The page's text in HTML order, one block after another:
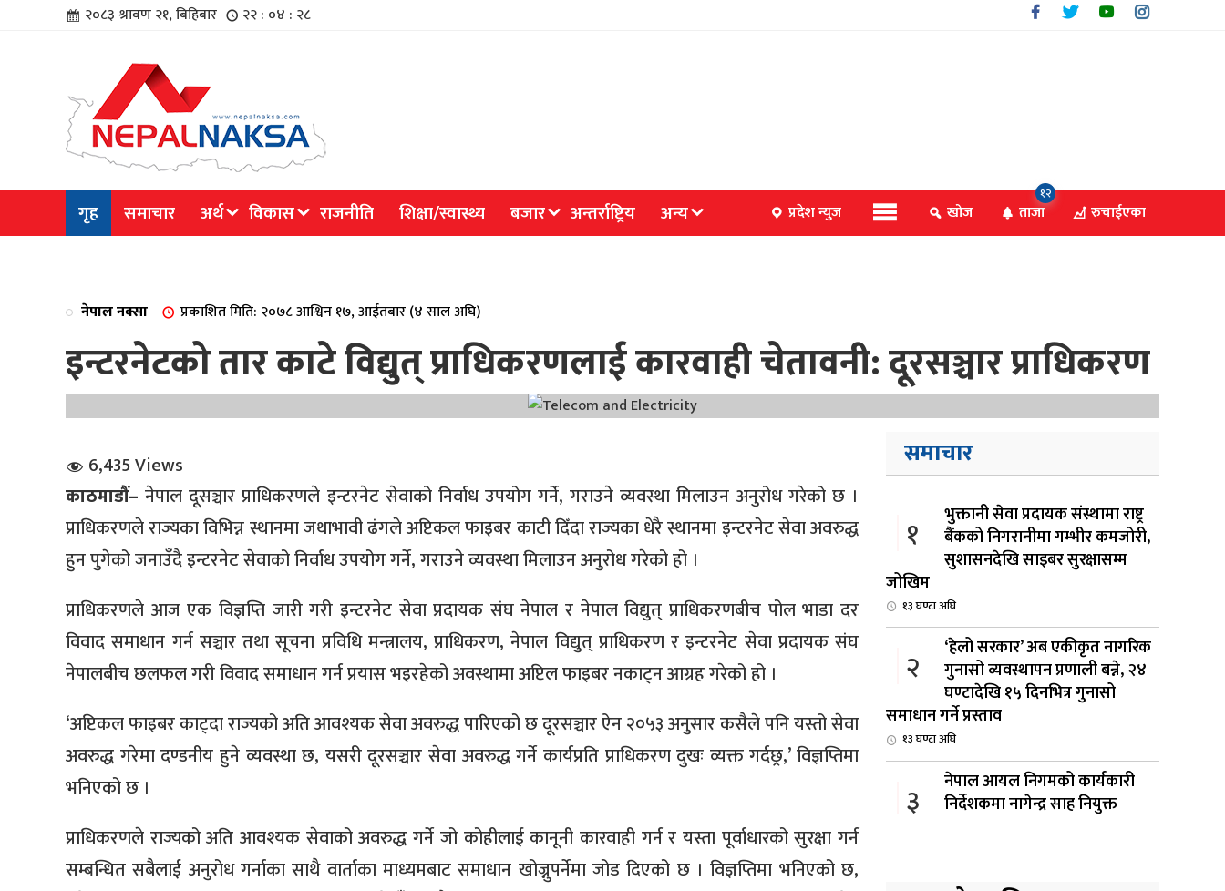
२०८३ श्रावण २१, बिहिबार २२ : ०४ : २९
गृह समाचार अर्थ विकास राजनीति शिक्षा/स्वास्थ्य बजार अन्तर्राष्ट्रिय अन्य प्रदेश न्युज खोज ताजा
१२
रुचाईएका
नेपाल नक्सा प्रकाशित मिति: २०७८ आश्विन १७, आईतबार (४ साल अघि)
इन्टरनेटको तार काटे विद्युत् प्राधिकरणलाई कारवाही चेतावनी: दूरसञ्चार प्राधिकरण
6,435 Views
काठमाडौं– नेपाल दूसञ्चार प्राधिकरणले इन्टरनेट सेवाको निर्वाध उपयोग गर्ने, गराउने व्यवस्था मिलाउन अनुरोध गरेको छ ।
प्राधिकरणले राज्यका विभिन्न स्थानमा जथाभावी ढंगले अप्टिकल फाइबर काटी दिँदा राज्यका धेरै स्थानमा इन्टरनेट सेवा अवरुद्ध
हुन पुगेको जनाउँदै इन्टरनेट सेवाको निर्वाध उपयोग गर्ने, गराउने व्यवस्था मिलाउन अनुरोध गरेको हो ।
प्राधिकरणले आज एक विज्ञप्ति जारी गरी इन्टरनेट सेवा प्रदायक संघ नेपाल र नेपाल विद्युत् प्राधिकरणबीच पोल भाडा दर
विवाद समाधान गर्न सञ्चार तथा सूचना प्रविधि मन्त्रालय, प्राधिकरण, नेपाल विद्युत् प्राधिकरण र इन्टरनेट सेवा प्रदायक संघ
नेपालबीच छलफल गरी विवाद समाधान गर्न प्रयास भइरहेको अवस्थामा अप्टिल फाइबर नकाट्न आग्रह गरेको हो ।
‘अप्टिकल फाइबर काट्दा राज्यको अति आवश्यक सेवा अवरुद्ध पारिएको छ दूरसञ्चार ऐन २०५३ अनुसार कसैले पनि यस्तो सेवा
अवरुद्ध गरेमा दण्डनीय हुने व्यवस्था छ, यसरी दूरसञ्चार सेवा अवरुद्ध गर्ने कार्यप्रति प्राधिकरण दुखः व्यक्त गर्दछ्र,’ विज्ञप्तिमा
भनिएको छ ।
प्राधिकरणले राज्यको अति आवश्यक सेवाको अवरुद्ध गर्ने जो कोहीलाई कानूनी कारवाही गर्न र यस्ता पूर्वाधारको सुरक्षा गर्न
सम्बन्धित सबैलाई अनुरोध गर्नाका साथै वार्ताका माध्यमबाट समाधान खोज्नुपर्नेमा जोड दिएको छ । विज्ञप्तिमा भनिएको छ,
समाचार
१
भुक्तानी सेवा प्रदायक संस्थामा राष्ट्र
बैंकको निगरानीमा गम्भीर कमजोरी,
सुशासनदेखि साइबर सुरक्षासम्म
जोखिम
१३ घण्टा अघि
२
‘हेलो सरकार’ अब एकीकृत नागरिक
गुनासो व्यवस्थापन प्रणाली बन्ने, २४
घण्टादेखि १५ दिनभित्र गुनासो
समाधान गर्ने प्रस्ताव
१३ घण्टा अघि
३
नेपाल आयल निगमको कार्यकारी
निर्देशकमा नागेन्द्र साह नियुक्त